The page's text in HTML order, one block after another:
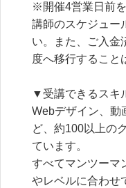
※開催4営業日前
講師のスケジュー
い。また、ご入金
度へ移行すること
▼受講できるスキ
Webデザイン、動
ど、約100以上の
ています。
すべてマンツーマ
やレベルに合わせ